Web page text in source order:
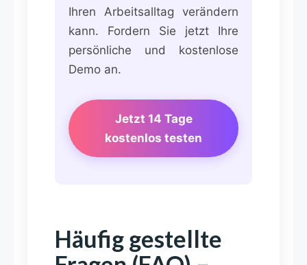
Ihren Arbeitsalltag verändern
kann. Fordern Sie jetzt Ihre
persönliche und kostenlose
Demo an.
Jetzt 14 Tage
kostenlos testen
Häufig gestellte